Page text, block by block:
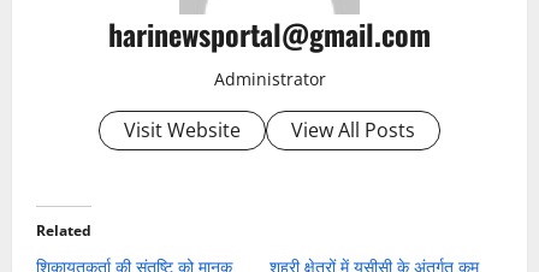
harinewsportal@gmail.com
Administrator
Visit Website View All Posts
Related
शिकायतकर्ता की संतुष्टि को मानक
शहरी क्षेत्रों में यूसीसी के अंतर्गत कम